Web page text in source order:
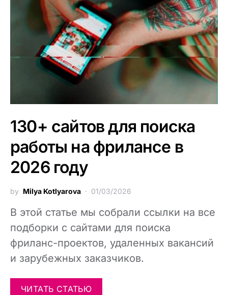
130+ сайтов для поиска
работы на фрилансе в
2026 году
by Milya Kotlyarova 01/03/2026
В этой статье мы собрали ссылки на все
подборки с сайтами для поиска
фриланс-проектов, удаленных вакансий
и зарубежных заказчиков.
ЧИТАТЬ СТАТЬЮ